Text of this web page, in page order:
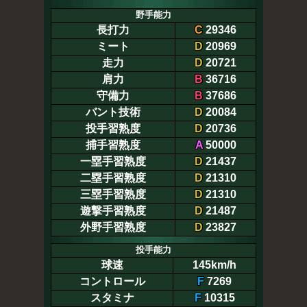
野手能力
長打力 C 29346
ミート
D 20969
走力
D 20721
肩力
B 36716
守備力
B 37686
バント技術
D 20084
投手習熟度
D 20736
捕手習熟度
A50000
一塁手習熟度
D 21437
二塁手習熟度
D 21310
三塁手習熟度
D 21310
遊撃手習熟度
D 21487
外野手習熟度
D 23827
投手能力
球速
145km/h
コントロール
F 7269
スタミナ
F10315